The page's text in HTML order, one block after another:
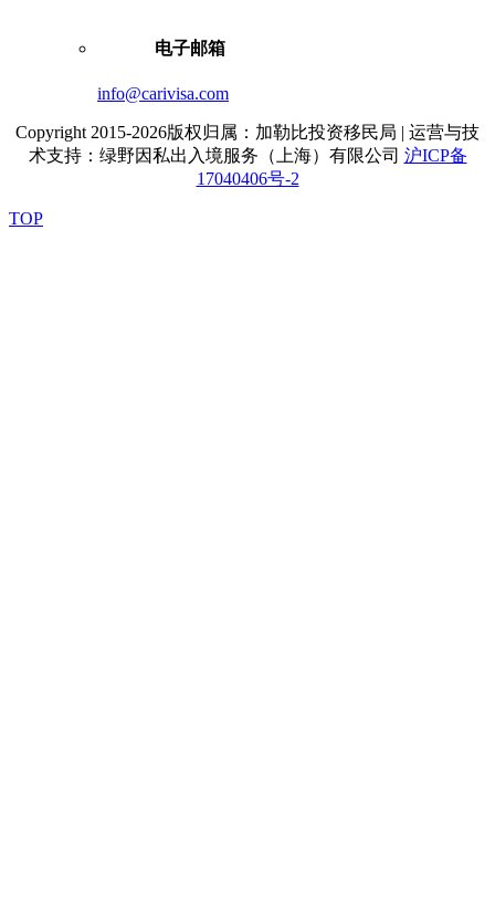
电子邮箱
info@carivisa.com
Copyright 2015-2026版权归属：加勒比投资移民局 | 运营与技
术支持：绿野因私出入境服务（上海）有限公司 沪ICP备
17040406号-2
TOP